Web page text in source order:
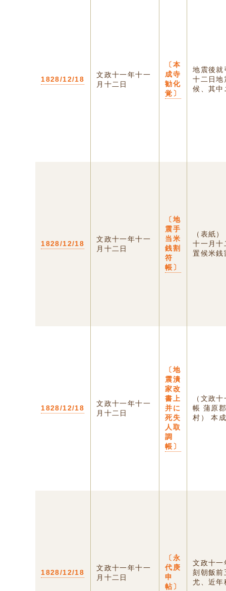
1828/12/18
文政十一年十一
月十二日
〔本
成寺
勧化
覚〕
地震後就
十二日地
候、其
1828/12/18
文政十一年十一
月十二日
〔地
震手
当米
銭割
符
帳〕
（表紙
十一月十
置候米
1828/12/18
文政十一年十一
月十二日
〔地
震潰
家改
書上
并に
死失
人取
調
帳〕
（文政
帳
村） 本
1828/12/18
文政十一年十一
月十二日
〔永
代庚
申
帖〕
文政十一
刻朝飯前
尤、近